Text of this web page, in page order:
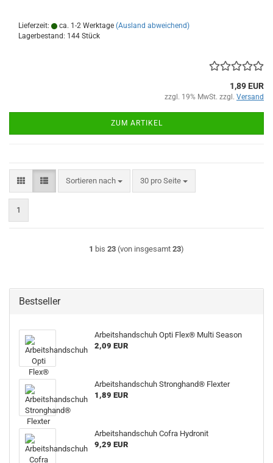
Lieferzeit: ca. 1-2 Werktage (Ausland abweichend)
Lagerbestand: 144 Stück
1,89 EUR
zzgl. 19% MwSt. zzgl. Versand
ZUM ARTIKEL
Sortieren nach
Sortieren nach 30 pro Seite
pro Seite
1
1 bis 23 (von insgesamt 23)
Bestseller
Arbeitshandschuh Opti Flex® Multi Season
2,09 EUR
Arbeitshandschuh Stronghand® Flexter
1,89 EUR
Arbeitshandschuh Cofra Hydronit
9,29 EUR